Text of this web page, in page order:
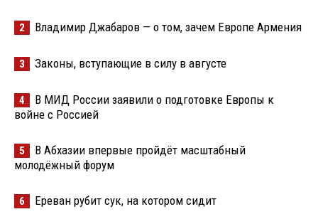
2 Владимир Джабаров — о том, зачем Европе Армения
3 Законы, вступающие в силу в августе
4
В МИД России заявили о подготовке Европы к
войне с Россией
5
В Абхазии впервые пройдёт масштабный
молодёжный форум
6 Ереван рубит сук, на котором сидит